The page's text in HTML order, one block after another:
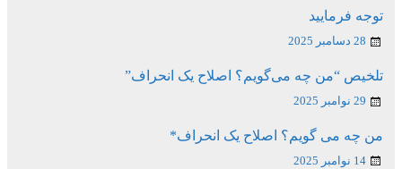
توجه فرمایید
28 دسامبر 2025
تلخیص “من چه می‌گویم؟ اصلاح یک انحراف”
29 نوامبر 2025
من چه می گویم؟ اصلاح یک انحراف*
14 نوامبر 2025